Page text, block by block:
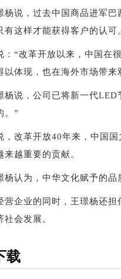
，过去中国商品进军巴西
有这样才能获得客户的认可
改革开放以来，中国在很
以体现，也在海外市场带来
，公司已将新一代LED节
。”
革开放40年来，中国国
来越重要的贡献。
为，中华文化赋予的品质
业的同时，王璟杨还担任
社会发展。
载